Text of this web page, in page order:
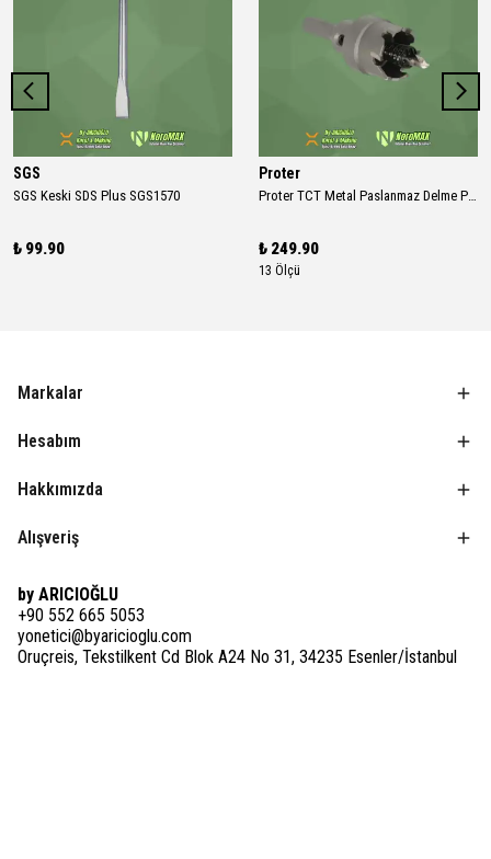
SGS
SGS Keski SDS Plus SGS1570
₺ 99.90
Proter
Proter TCT Metal Paslanmaz Delme Panç
₺ 249.90
13 Ölçü
Markalar
Hesabım
Hakkımızda
Alışveriş
by ARICIOĞLU
+90 552 665 5053
yonetici@byaricioglu.com
Oruçreis, Tekstilkent Cd Blok A24 No 31, 34235 Esenler/İstanbul